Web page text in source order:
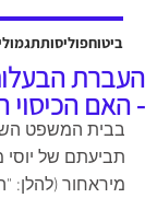
אשר יוצגה על
ועו"ד גיל סבן
2025,
לחישוב
כולל הקשר בין
ביטוחפוליסות
העברת
- האם הכיסוי
בבית המשפט
תביעתם של יוסי
מיראחור (להלן: